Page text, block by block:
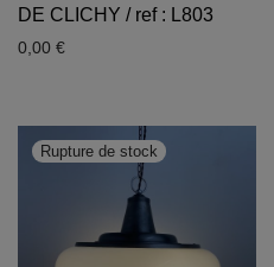
DE CLICHY / ref : L803
0,00 €